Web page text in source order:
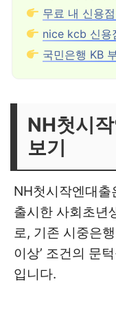
무료 내 신용
nice kcb 신용
국민은행 KB
NH첫시
보기
NH첫시작엔대
출시한 사회초년
로, 기존 시중은
이상’ 조건의 문
입니다.